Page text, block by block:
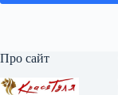
Про сайт